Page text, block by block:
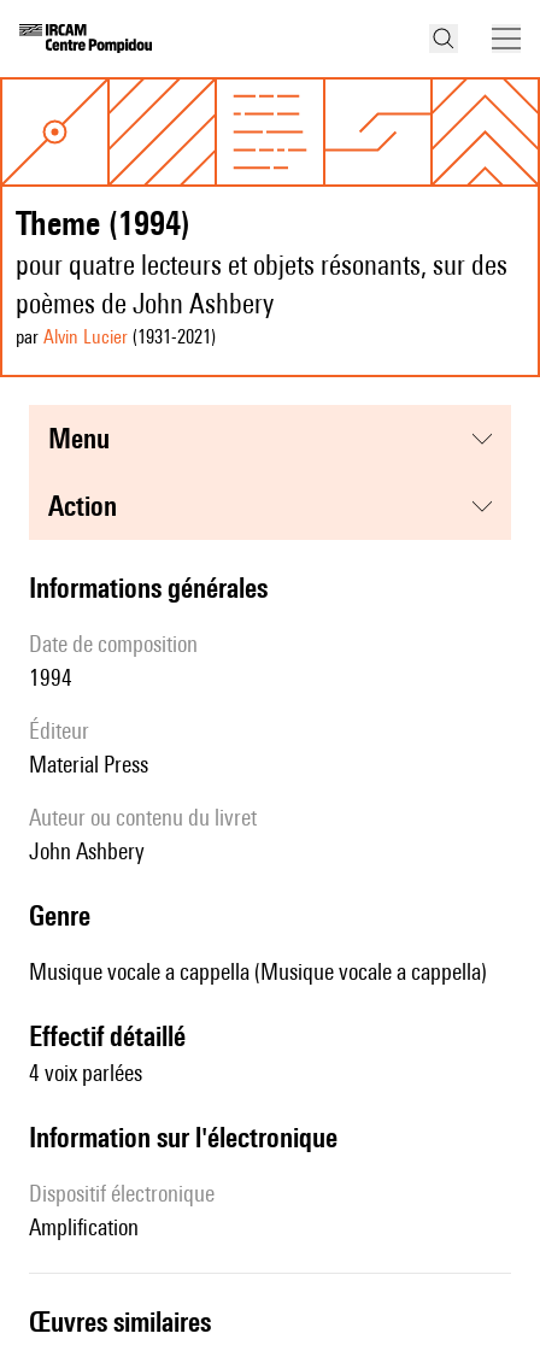
Theme (1994)
pour quatre lecteurs et objets résonants, sur des
poèmes de John Ashbery
par Alvin Lucier (1931-2021 )
menu
action
informations générales
date de composition
1994
éditeur
Material Press
Auteur ou contenu du livret
John Ashbery
genre
Musique vocale a cappella (Musique vocale a cappella)
effectif détaillé
4 voix parlées
Information sur l'électronique
Dispositif électronique
amplification
œuvres similaires